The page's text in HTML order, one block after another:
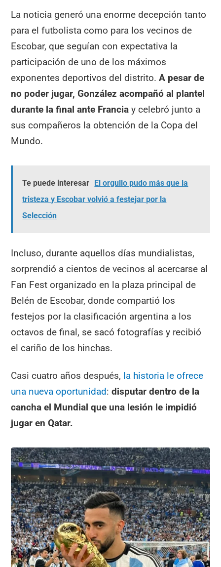
La noticia generó una enorme decepción tanto
para el futbolista como para los vecinos de
Escobar, que seguían con expectativa la
participación de uno de los máximos
exponentes deportivos del distrito.A pesar de
no poder jugar, González acompañó al plantel
durante la final ante Franciay celebró junto a
sus compañeros la obtención de la Copa del
Mundo.
Te puede interesar El orgullo pudo más que la
tristeza y Escobar volvió a festejar por la
Selección
Incluso, durante aquellos días mundialistas,
sorprendió a cientos de vecinos al acercarse al
Fan Fest organizado en la plaza principal de
Belén de Escobar, donde compartió los
festejos por la clasificación argentina a los
octavos de final, se sacó fotografías y recibió
el cariño de los hinchas.
Casi cuatro años después, la historia le ofrece
una nueva oportunidad:disputar dentro de la
cancha el Mundial que una lesión le impidió
jugar en Qatar.